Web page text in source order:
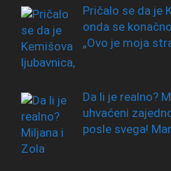
Pričalo se da je
onda se
„Ovo je moja
Da li je realno?
uhvaćeni
posle svega!